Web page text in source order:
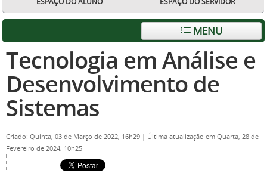
MENU
Tecnologia em Análise e
Desenvolvimento de
Sistemas
Criado: Quinta, 03 de Março de 2022, 16h29 | Última atualização em Quarta, 28 de
Fevereiro de 2024, 10h25